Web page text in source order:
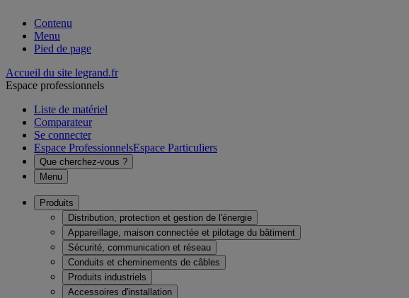
Contenu
Menu
Pied de page
Accueil du site legrand.fr
Espace professionnels
Liste de matériel
Comparateur
Se connecter
Espace ProfessionnelsEspace Particuliers
Que cherchez-vous ?
Menu
Produits
Distribution, protection et gestion de l'énergie
Appareillage, maison connectée et pilotage du bâtiment
Sécurité, communication et réseau
Conduits et cheminements de câbles
Produits industriels
Accessoires d'installation